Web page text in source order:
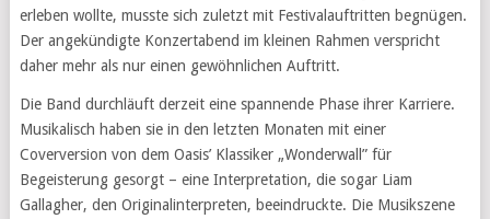
erleben wollte, musste sich zuletzt mit Festivalauftritten begnügen.
Der angekündigte Konzertabend im kleinen Rahmen verspricht
daher mehr als nur einen gewöhnlichen Auftritt.
Die Band durchläuft derzeit eine spannende Phase ihrer Karriere.
Musikalisch haben sie in den letzten Monaten mit einer
Coverversion von dem Oasis’ Klassiker „Wonderwall” für
Begeisterung gesorgt – eine Interpretation, die sogar Liam
Gallagher, den Originalinterpreten, beeindruckte. Die Musikszene